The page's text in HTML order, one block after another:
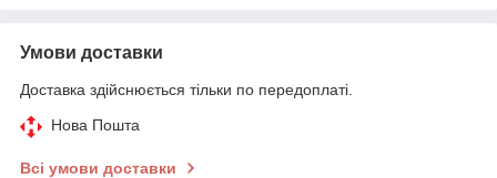
Умови доставки
Доставка здійснюється тільки по передоплаті.
Нова Пошта
Всі умови доставки